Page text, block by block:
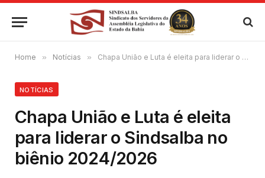
Home » Notícias » Chapa União e Luta é eleita para liderar o Sindsalba no biênio 2024/2026
NOTÍCIAS
Chapa União e Luta é eleita
para liderar o Sindsalba no
biênio 2024/2026